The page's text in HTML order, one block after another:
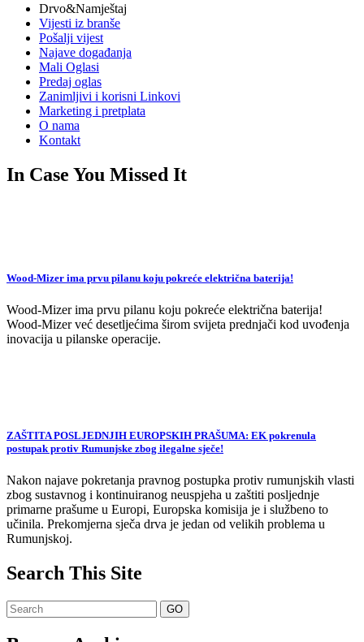
Drvo&Namještaj
Vijesti iz branše
Pošalji vijest
Najave događanja
Mali Oglasi
Predaj oglas
Zanimljivi i korisni Linkovi
Marketing i pretplata
O nama
Kontakt
In Case You Missed It
Wood-Mizer ima prvu pilanu koju pokreće električna baterija!
Wood-Mizer ima prvu pilanu koju pokreće električna baterija!
Wood-Mizer već desetljećima širom svijeta prednjači kod uvođenja
inovacija u pilanske operacije.
ZAŠTITA POSLJEDNJIH EUROPSKIH PRAŠUMA: EK pokrenula
postupak protiv Rumunjske zbog ilegalne sječe!
Nakon najave pokretanja pravnog postupka protiv rumunjskih vlasti
zbog sustavnog i kontinuiranog neuspjeha u zaštiti posljednje
primarne prašume u Europi, Europska komisija je i službeno to
učinila. Prekomjerna sječa drva je jedan od velikih problema u
Rumunjskoj.
Search This Site